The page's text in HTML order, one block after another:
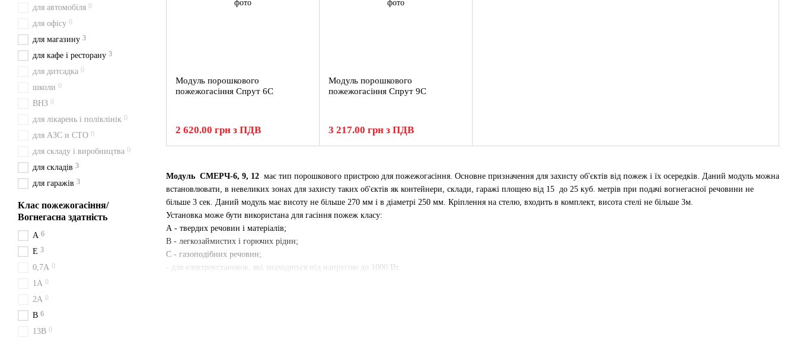
Модуль СМЕРЧ-6, 9, 12 має тип порошкового пристрою для пожежогасіння. Основне призначення для захисту об'єктів від пожеж і їх осередків. Даний модуль можна
встановлювати, в невеликих зонах для захисту таких об'єктів як контейнери, склади, гаражі площею від 15 до 25 куб. метрів при подачі вогнегасної речовини не
більше 3 сек. Даний модуль має висоту не більше 270 мм і в діаметрі 250 мм. Кріплення на стелю, входить в комплект, висота стелі не більше 3м.
Установка може бути використана для гасіння пожеж класу:
А - твердих речовин і матеріалів;
В - легкозаймистих і горючих рідин;
С - газоподібних речовин;
- для електроустановок, які знаходяться під напругою до 1000 Вт.
Модуль порошкового
пожежогасіння Спрут 6С
2 620.00 грн з ПДВ
Модуль порошкового
пожежогасіння Спрут 9С
3 217.00 грн з ПДВ
для автомобіля 0
для офісу 0
для магазину 3
для кафе і ресторану 3
для дитсадка 0
школи 0
ВНЗ 0
для лікарень і поліклінік 0
для АЗС и СТО 0
для складу і виробництва 0
для складів 3
для гаражів 3
Клас пожежогасіння/
Вогнегасна здатність
A 6
Е 3
0,7А 0
1A 0
2A 0
B 6
13B 0